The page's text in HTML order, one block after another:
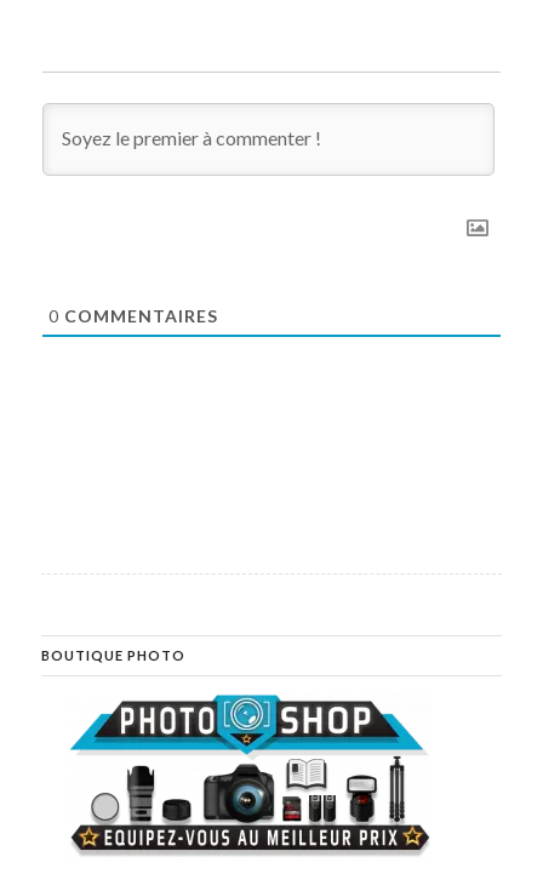
0 COMMENTAIRES
BOUTIQUE PHOTO